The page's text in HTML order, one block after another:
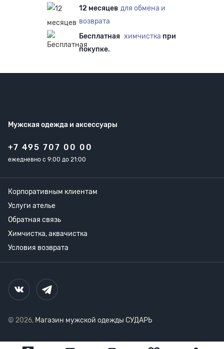
12 месяцев для обмена и
возврата
Бесплатная химчистка при
покупке.
Мужская одежда и аксессуары
+7 495 707 00 00
ежедневно с 9:00 до 21:00
Корпоративным клиентам
Услуги ателье
Обратная связь
Химчистка, аквачистка
Условия возврата
© 2026, Магазин мужской одежды СУДАРЬ